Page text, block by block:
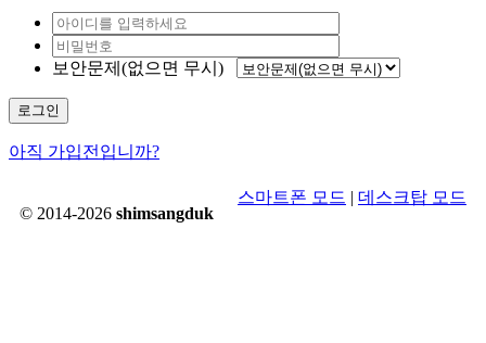
보안문제(없으면 무시)
로그인
아직 가입전입니까?
© 2014-2026 shimsangduk
스마트폰 모드 | 데스크탑 모드